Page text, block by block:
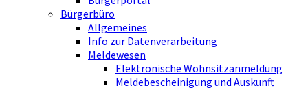
Bürgerbüro
Allgemeines
Info zur Datenverarbeitung
Meldewesen
Elektronische Wohnsitzanmeldung
Meldebescheinigung und Auskunft